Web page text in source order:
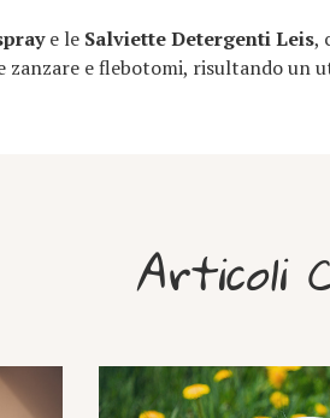
e le SalvietteDetergenti Leis,
zanzare e flebotomi, risultando un
Articoli